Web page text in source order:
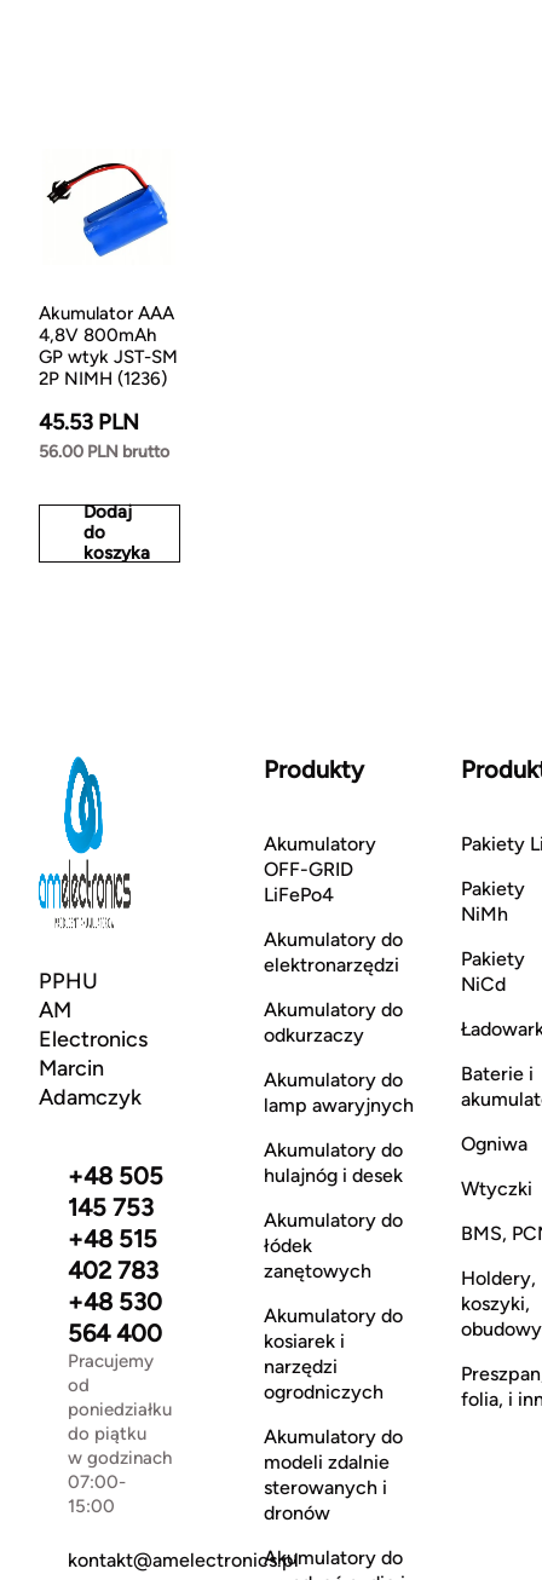
Akumulator AAA
4,8V 800mAh
GP wtyk JST-SM
2P NIMH (1236)
45.53 PLN
56.00 PLN brutto
Dodaj
do
koszyka
PPHU
AM
Electronics
Marcin
Adamczyk
+48 505
145 753
+48 515
402 783
+48 530
564 400
Pracujemy
od
poniedziałku
do piątku
w godzinach
07:00-
15:00
kontakt@amelectronics.pl
Produkty
Akumulatory
OFF-GRID
LiFePo4
Akumulatory do
elektronarzędzi
Akumulatory do
odkurzaczy
Akumulatory do
lamp awaryjnych
Akumulatory do
hulajnóg i desek
Akumulatory do
łódek
zanętowych
Akumulatory do
kosiarek i
narzędzi
ogrodniczych
Akumulatory do
modeli zdalnie
sterowanych i
dronów
Akumulatory do
Pakiety
Pakiety
NiMh
Pakiety
NiCd
Baterie i
Ogniwa
Wtyczki
BMS,
Holdery,
koszyki,
obudowy
folia, i